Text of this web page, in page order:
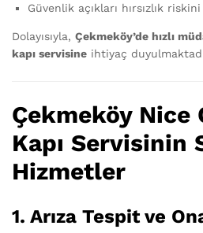
Güvenlik açıkları hırsızlık
Dolayısıyla, Çekmeköy’de hızlı
kapı servisine ihtiyaç
Çekmeköy Nice
Kapı Servisinin
Hizmetler
1. Arıza Tespit ve